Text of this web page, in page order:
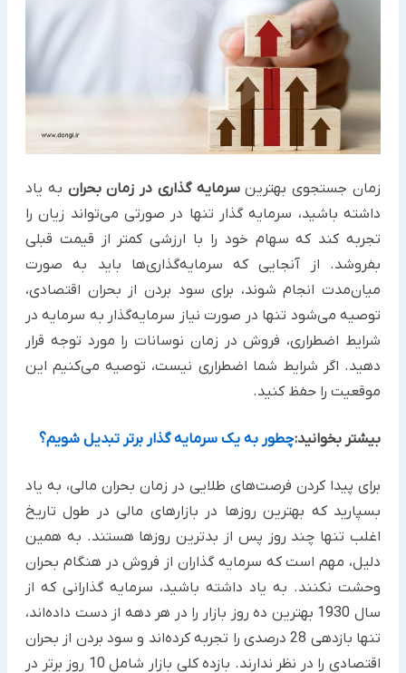
زمان جستجوی بهترینسرمایه گذاری در زمان بحران به یاد
داشته باشید، سرمایه گذار تنها در صورتی می‌تواند زیان را
تجربه کند که سهام خود را با ارزشی کمتر از قیمت قبلی
بفروشد. از آنجایی که سرمایه‌گذاری‌ها باید به‌ صورت
میان‌مدت انجام شوند، برای سود بردن از بحران اقتصادی،
توصیه می‌شود تنها در صورت نیاز سرمایه‌گذار به سرمایه در
شرایط اضطراری، فروش در زمان نوسانات را مورد توجه قرار
دهید. اگر شرایط شما اضطراری نیست، توصیه می‌کنیم این
موقعیت را حفظ کنید.
بیشتر بخوانید:چطور به یک سرمایه گذار برتر تبدیل شویم؟
برای پیدا کردن فرصت‌های طلایی در زمان بحران مالی، به یاد
بسپارید که بهترین روزها در بازارهای مالی در طول تاریخ
اغلب تنها چند روز پس از بدترین روزها هستند. به همین
دلیل، مهم است که سرمایه گذاران از فروش در هنگام بحران
وحشت نکنند. به یاد داشته باشید، سرمایه گذارانی که از
سال 1930 بهترین ده روز بازار را در هر دهه از دست داده‌اند،
تنها بازدهی 28 درصدی را تجربه کرده‌اند و سود بردن از بحران
اقتصادی را در نظر ندارند. بازده کلی بازار شامل 10 روز برتر در